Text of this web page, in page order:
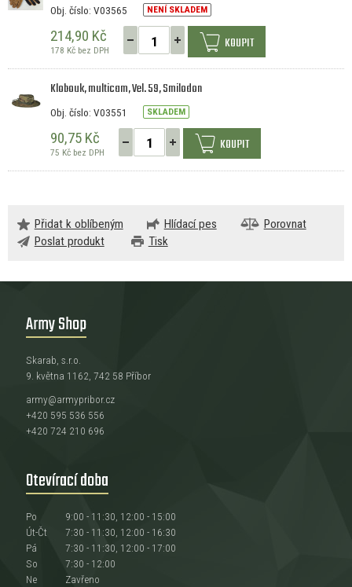
Obj. číslo: V03565 NENÍ SKLADEM
214,90 Kč
178 Kč bez DPH KOUPIT
Klobouk, multicam, Vel. 59, Smilodon
Obj. číslo: V03551 SKLADEM
90,75 Kč
75 Kč bez DPH KOUPIT
Přidat k oblíbeným Hlídací pes
Porovnat
Poslat produkt
Tisk
Army Shop
Skarab, s.r.o.
9. května 1162, 742 58 Příbor
army@armypribor.cz
+420 595 536 556
+420 724 210 696
Otevírací doba
Po
9:00 - 11:30, 12:00 - 15:00
Út-Čt
7:30 - 11:30, 12:00 - 16:30
Pá
7:30 - 11:30, 12:00 - 17:00
So
7:30 - 12:00
Ne
Zavřeno